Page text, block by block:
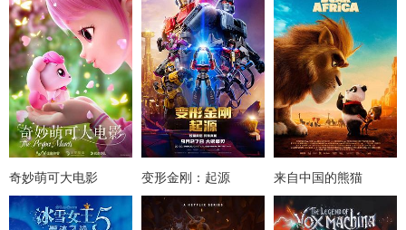
奇妙萌可大电影 变形金刚：起源 来自中国的熊猫